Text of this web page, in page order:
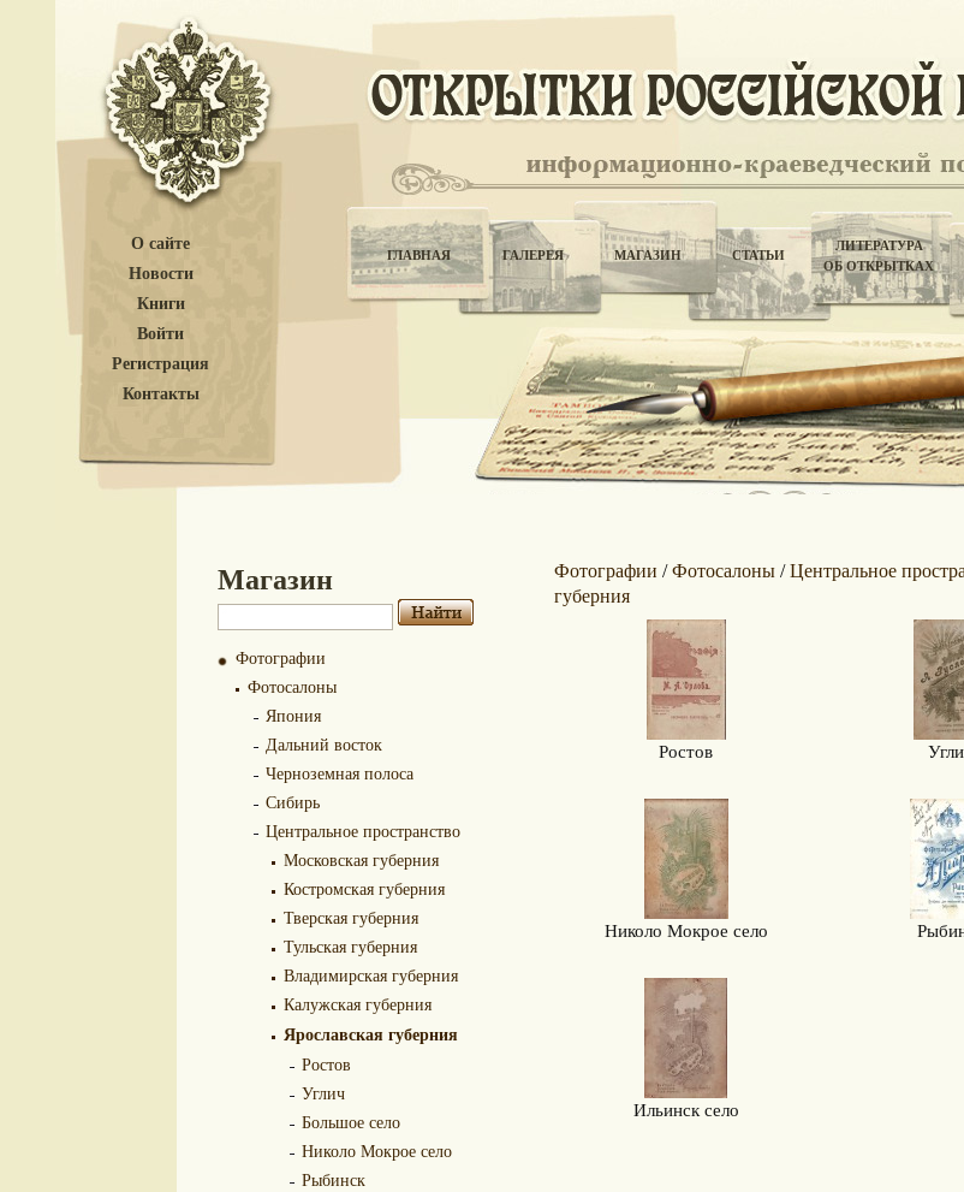
О сайте
Новости
Книги
Войти
Регистрация
Контакты
ГЛАВНАЯ ГАЛЕРЕЯ МАГАЗИН СТАТЬИ
ЛИТЕРАТУРА
ОБ ОТКРЫТКАХ
Магазин
Фотографии
Фотосалоны
Япония
Дальний восток
Черноземная полоса
Сибирь
Центральное пространство
Московская губерния
Костромская губерния
Тверская губерния
Тульская губерния
Владимирская губерния
Калужская губерния
Ярославская губерния
Ростов
Углич
Большое село
Николо Мокрое село
Рыбинск
Фотографии /Фотосалоны/Центральное
губерния
Ростов
Николо Мокрое село
Ильинск село